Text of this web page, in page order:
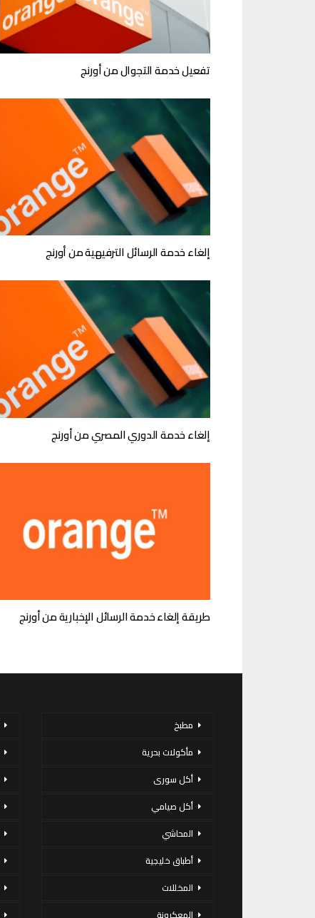
تفعيل خدمة التجوال من أورنج
إلغاء خدمة الرسائل الترفيهية من أورنج
إلغاء خدمة الدوري المصري من أورنج
طريقة إلغاء خدمة الرسائل الإخبارية من أورنج
مطبخ
مأكولات بحرية
أكل سورى
أكل صيامي
المحاشي
أطباق خليجية
المخللات